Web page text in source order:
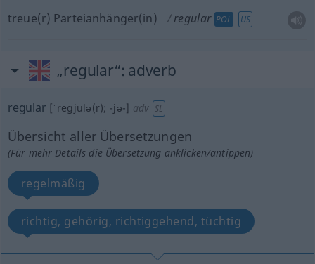
treue(r) Parteianhänger(in) regular POL US
„regular“: adverb
regular [ˈregjulə(r); -jə-] adv SL
Übersicht aller Übersetzungen
(Für mehr Details die Übersetzung anklicken/antippen)
regelmäßig
richtig, gehörig, richtiggehend, tüchtig